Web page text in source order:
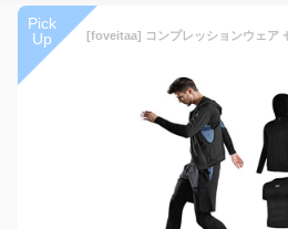
Pick
Up